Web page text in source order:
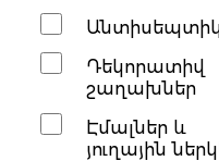
Դեկորատիվ
շաղախներ
Էմալներ և
յուղային